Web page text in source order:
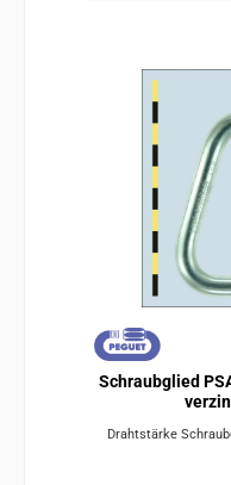
Schraubglied
Drahtstärke